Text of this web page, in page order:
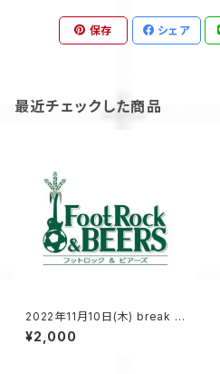
保存 シェア
最近チェックした商品
2022年11月10日(木) break lo
¥2,000